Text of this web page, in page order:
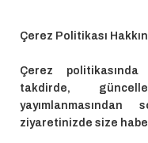
Çerez Politikası
Çerez politikasında
takdirde,
ziyaretinizde size